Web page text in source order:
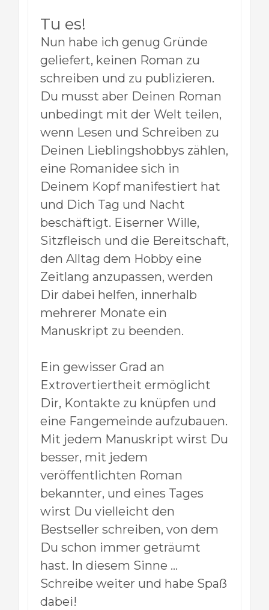
Tu es!
Nun habe ich genug Gründe
geliefert, keinen Roman zu
schreiben und zu publizieren.
Du musst aber Deinen Roman
unbedingt mit der Welt teilen,
wenn Lesen und Schreiben zu
Deinen Lieblingshobbys zählen,
eine Romanidee sich in
Deinem Kopf manifestiert hat
und Dich Tag und Nacht
beschäftigt. Eiserner Wille,
Sitzfleisch und die Bereitschaft,
den Alltag dem Hobby eine
Zeitlang anzupassen, werden
Dir dabei helfen, innerhalb
mehrerer Monate ein
Manuskript zu beenden.
Ein gewisser Grad an
Extrovertiertheit ermöglicht
Dir, Kontakte zu knüpfen und
eine Fangemeinde aufzubauen.
Mit jedem Manuskript wirst Du
besser, mit jedem
veröffentlichten Roman
bekannter, und eines Tages
wirst Du vielleicht den
Bestseller schreiben, von dem
Du schon immer geträumt
hast. In diesem Sinne …
Schreibe weiter und habe Spaß
dabei!